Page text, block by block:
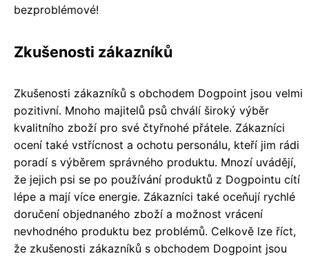
bezproblémové!
Zkušenosti zákazníků
Zkušenosti zákazníků s obchodem Dogpoint jsou velmi
pozitivní. Mnoho majitelů psů chválí široký výběr
kvalitního zboží pro své čtyřnohé přátele. Zákazníci
ocení také vstřícnost a ochotu personálu, kteří jim rádi
poradí s výběrem správného produktu. Mnozí uvádějí,
že jejich psi se po používání produktů z Dogpointu cítí
lépe a mají více energie. Zákazníci také oceňují rychlé
doručení objednaného zboží a možnost vrácení
nevhodného produktu bez problémů. Celkově lze říct,
že zkušenosti zákazníků s obchodem Dogpoint jsou